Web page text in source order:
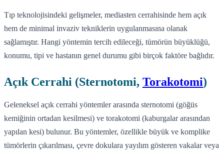
Tıp teknolojisindeki gelişmeler, mediasten cerrahisinde hem açık
hem de minimal invaziv tekniklerin uygulanmasına olanak
sağlamıştır. Hangi yöntemin tercih edileceği, tümörün büyüklüğü,
konumu, tipi ve hastanın genel durumu gibi birçok faktöre bağlıdır.
Açık Cerrahi (Sternotomi, Torakotomi)
Geleneksel açık cerrahi yöntemler arasında sternotomi (göğüs
kemiğinin ortadan kesilmesi) ve torakotomi (kaburgalar arasından
yapılan kesi) bulunur. Bu yöntemler, özellikle büyük ve komplike
tümörlerin çıkarılması, çevre dokulara yayılım gösteren vakalar veya